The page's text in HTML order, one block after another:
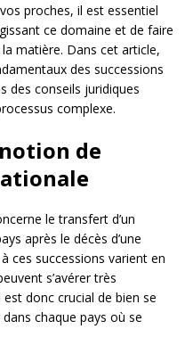
proches, il est essentiel
ce domaine et de faire
matière. Dans cet article,
des successions
des conseils juridiques
complexe.
de
le transfert d’un
après le décès d’une
ces successions varient en
s’avérer très
donc crucial de bien se
chaque pays où se